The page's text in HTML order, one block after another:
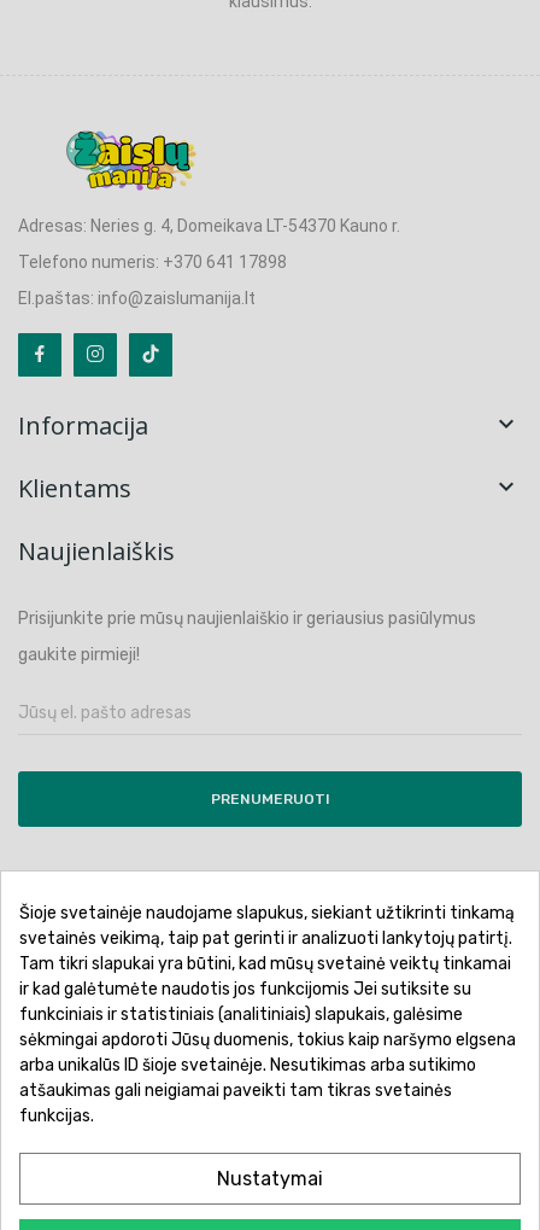
Adresas: Neries g. 4, Domeikava LT-54370 Kauno r.
Telefono numeris: +370 641 17898
El.paštas: info@zaislumanija.lt
Informacija 
Klientams 
Naujienlaiškis
Prisijunkite prie mūsų naujienlaiškio ir geriausius pasiūlymus
gaukite pirmieji!
PRENUMERUOTI
Pirkimo sąlygos ir taisyklės
Privatumo politika
Garantinis aptarnavimas
Prekių pristatymas
Prekių grąžinimas
Atsiskaitymo būdai
Šioje svetainėje naudojame slapukus, siekiant užtikrinti tinkamą
svetainės veikimą, taip pat gerinti ir analizuoti lankytojų patirtį.
Tam tikri slapukai yra būtini, kad mūsų svetainė veiktų tinkamai
ir kad galėtumėte naudotis jos funkcijomis Jei sutiksite su
funkciniais ir statistiniais (analitiniais) slapukais, galėsime
sėkmingai apdoroti Jūsų duomenis, tokius kaip naršymo elgsena
arba unikalūs ID šioje svetainėje. Nesutikimas arba sutikimo
atšaukimas gali neigiamai paveikti tam tikras svetainės
funkcijas.
Nustatymai